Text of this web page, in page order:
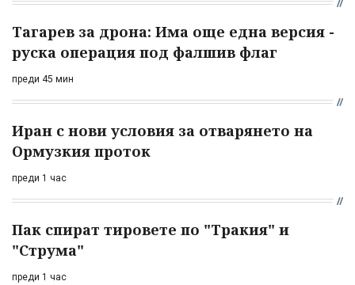
Тагарев за дрона: Има още една версия -
руска операция под фалшив флаг
преди 45 мин
Иран с нови условия за отварянето на
Ормузкия проток
преди 1 час
Пак спират тировете по "Тракия" и
"Струма"
преди 1 час